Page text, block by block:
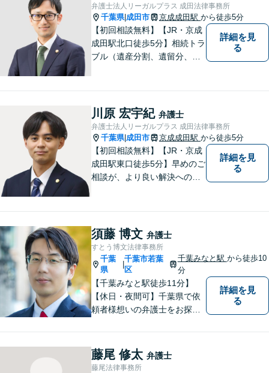
弁護士法人リーガルプラス 成田法律事務所
千葉県| 成田市 京成成田駅 から徒歩5分
【初回相談無料】【JR・京成
成田駅北口徒歩5分】相続トラ
ブル（遺産分割、遺留分、遺
す。
詳細を見
る
川原 宏宇紀 弁護士
弁護士法人リーガルプラス 成田法律事務所
千葉県| 成田市 京成成田駅 から徒歩5分
【初回相談無料】【JR・京成
成田駅東口徒歩5分】早めのご
相談が、より良い解決への第
す。どんな些細なことでも構
いませんので、遠慮なくご相
談ください。
詳細を見
る
須藤 博文 弁護士
すとう博文法律事務所
千葉
県
千葉市若葉
区
千葉みなと駅 から徒歩10
分
【千葉みなと駅徒歩11分】
【休日・夜間可】千葉県で依
頼者様想いの弁護士をお探し
の経済面・精神面を大切に
し、幸福な生活を実現するた
めに努力を惜しみません。債
詳細を見
る
藤尾 修太 弁護士
藤尾法律事務所